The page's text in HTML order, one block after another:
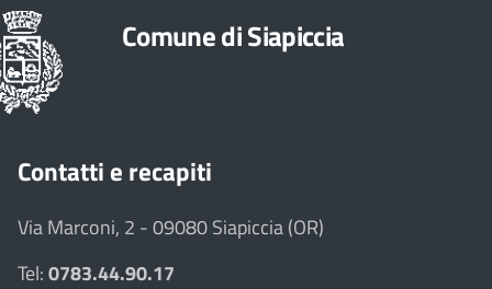
Comune di Siapiccia
Contatti e recapiti
Via Marconi, 2 - 09080 Siapiccia (OR)
Tel:0783.44.90.17